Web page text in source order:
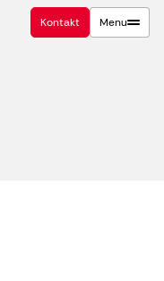
Kontakt Menu